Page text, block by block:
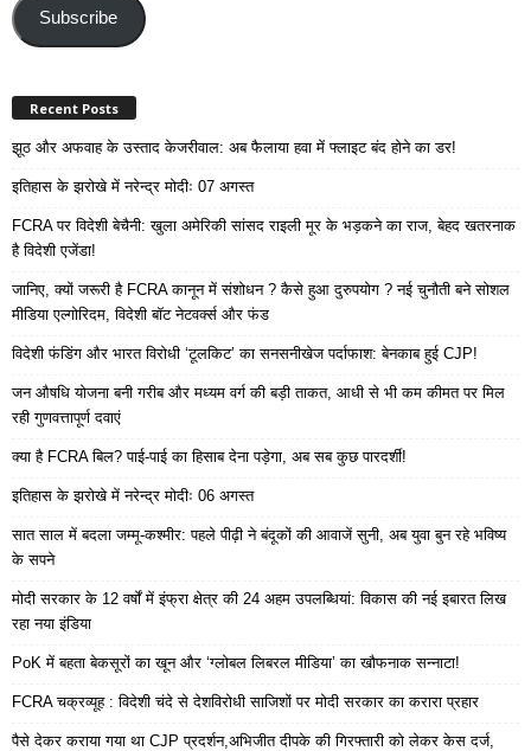
AddressSubscribe
Recent Posts
झूठ और अफवाह के उस्ताद केजरीवाल: अब फैलाया हवा में फ्लाइट बंद होने का डर!
इतिहास के झरोखे में नरेन्द्र मोदीः 07 अगस्त
FCRA पर विदेशी बेचैनी: खुला अमेरिकी सांसद राइली मूर के भड़कने का राज, बेहद खतरनाक
है विदेशी एजेंडा!
जानिए, क्यों जरूरी है FCRA कानून में संशोधन ? कैसे हुआ दुरुपयोग ? नई चुनौती बने सोशल
मीडिया एल्गोरिदम, विदेशी बॉट नेटवर्क्स और फंड
विदेशी फंडिंग और भारत विरोधी ‘टूलकिट’ का सनसनीखेज पर्दाफाश: बेनकाब हुई CJP!
जन औषधि योजना बनी गरीब और मध्यम वर्ग की बड़ी ताकत, आधी से भी कम कीमत पर मिल
रही गुणवत्तापूर्ण दवाएं
क्या है FCRA बिल? पाई-पाई का हिसाब देना पड़ेगा, अब सब कुछ पारदर्शी!
इतिहास के झरोखे में नरेन्द्र मोदीः 06 अगस्त
सात साल में बदला जम्मू-कश्मीर: पहले पीढ़ी ने बंदूकों की आवाजें सुनी, अब युवा बुन रहे भविष्य
के सपने
मोदी सरकार के 12 वर्षों में इंफ्रा क्षेत्र की 24 अहम उपलब्धियां: विकास की नई इबारत लिख
रहा नया इंडिया
PoK में बहता बेकसूरों का खून और ‘ग्लोबल लिबरल मीडिया’ का खौफनाक सन्नाटा!
FCRA चक्रव्यूह : विदेशी चंदे से देशविरोधी साजिशों पर मोदी सरकार का करारा प्रहार
पैसे देकर कराया गया था CJP प्रदर्शन,अभिजीत दीपके की गिरफ्तारी को लेकर केस दर्ज,